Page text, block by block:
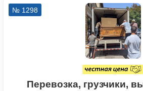
№ 1298
Перевозка, грузчики,